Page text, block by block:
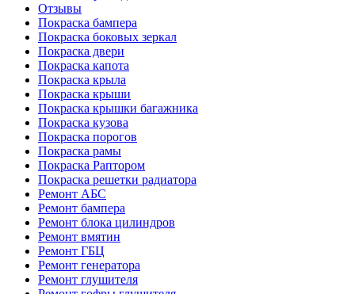
Отзывы
Покраска бампера
Покраска боковых зеркал
Покраска двери
Покраска капота
Покраска крыла
Покраска крыши
Покраска крышки багажника
Покраска кузова
Покраска порогов
Покраска рамы
Покраска Раптором
Покраска решетки радиатора
Ремонт АБС
Ремонт бампера
Ремонт блока цилиндров
Ремонт вмятин
Ремонт ГБЦ
Ремонт генератора
Ремонт глушителя